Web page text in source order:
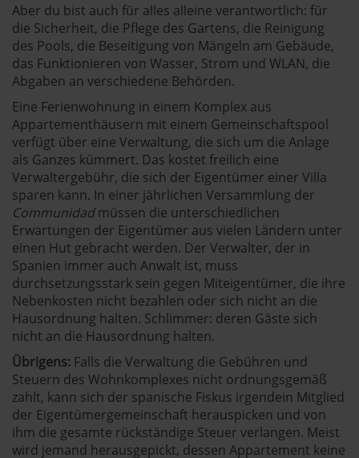
Aber du bist auch für alles alleine verantwortlich: für
die Sicherheit, die Pflege des Gartens, die Reinigung
des Pools, die Beseitigung von Mängeln am Gebäude,
das Funktionieren von Wasser, Strom und WLAN, die
Abgaben an verschiedene Behörden.
Eine Ferienwohnung in einem Komplex aus
Appartementhäusern mit einem Gemeinschaftspool
verfügt über eine Verwaltung, die sich um die Anlage
als Ganzes kümmert. Das kostet freilich eine
Verwaltergebühr, die sich der Eigentümer einer Villa
sparen kann. In einer jährlichen Versammlung der
Communidadmüssen die unterschiedlichen
Erwartungen der Eigentümer aus vielen Ländern unter
einen Hut gebracht werden. Der Verwalter, der in
Spanien immer auch Anwalt ist, muss
durchsetzungsstark sein gegen Miteigentümer, die ihre
Nebenkosten nicht bezahlen oder sich nicht an die
Hausordnung halten. Schlimmer: deren Gäste sich
nicht an die Hausordnung halten.
Übrigens: Falls die Verwaltung die Gebühren und
Steuern des Wohnkomplexes nicht ordnungsgemäß
zahlt, kann sich der spanische Fiskus irgendein Mitglied
der Eigentümergemeinschaft herauspicken und von
ihm die gesamte rückständige Steuer verlangen. Meist
wird jemand herausgepickt, dessen Appartement keine